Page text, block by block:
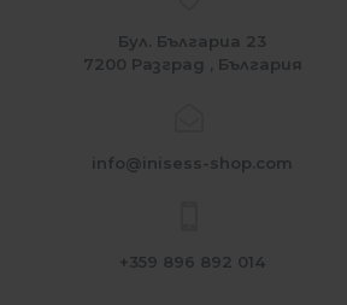
Бул. Българиа 23
7200 Разград , България
info@inisess-shop.com
+359 896 892 014